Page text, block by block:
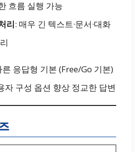
흐름 실행 가능
리: 매우 긴 텍스트·문서·대화
른 응답형 기본 (Free/Go 기본)
자 구성 옵션 향상 정교한 답변